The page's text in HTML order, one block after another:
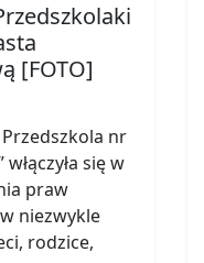
[FOTO]
nr
się w
praw
niezwykle
rodzice,